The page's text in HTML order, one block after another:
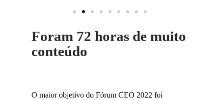
Foram 72 horas de muito
conteúdo
O maior objetivo do Fórum CEO 2022 foi